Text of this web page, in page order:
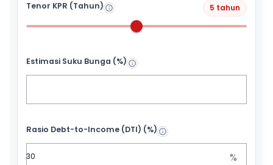
Tenor KPR (Tahun) 5 tahun
Estimasi Suku Bunga (%)
Rasio Debt-to-Income (DTI) (%)
%